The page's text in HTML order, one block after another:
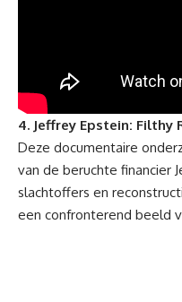
4. Jeffrey Epstein: Filthy
Deze documentaire
van de beruchte financier
slachtoffers en
een confronterend beeld